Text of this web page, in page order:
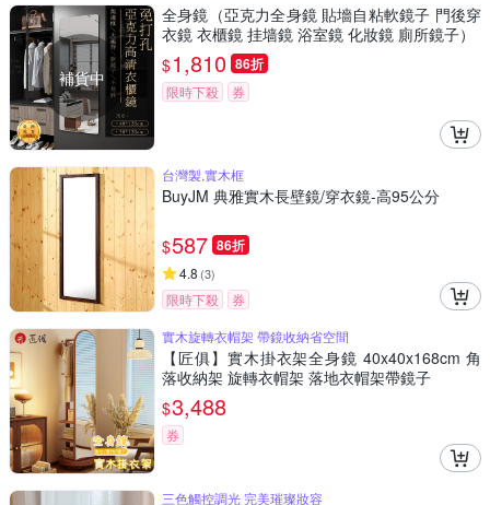
補貨中
全身鏡（亞克力全身鏡 貼墻自粘軟鏡子 門後穿
衣鏡 衣櫃鏡 挂墙鏡 浴室鏡 化妝鏡 廁所鏡子）
$1,810 86折
限時下殺 券
台灣製,實木框
BuyJM 典雅實木長壁鏡/穿衣鏡-高95公分
$587 86折
4.8 (3)
限時下殺
券
實木旋轉衣帽架 帶鏡收納省空間
【匠俱】實木掛衣架全身鏡 40x40x168cm 角
落收納架 旋轉衣帽架 落地衣帽架帶鏡子
$3,488
券
三色觸控調光 完美璀璨妝容